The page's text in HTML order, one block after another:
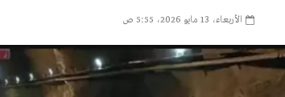
الأربعاء، 13 مايو 2026، 5:55 ص